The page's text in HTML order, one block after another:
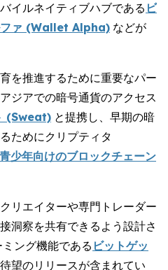
イルネイティブハブである ビ
ファ (Wallet Alpha) などが
を推進するために重要なパー
ジアでの暗号通貨のアクセス
(Sweat) と提携し、早期の暗
ためにクリプティタ
青少年向けのブロックチェーン
リエイターや専門トレーダー
洞察を共有できるよう設計さ
ング機能である ビットゲッ
望のリリースが含まれてい